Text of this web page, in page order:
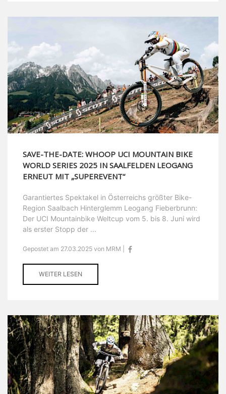
SAVE-THE-DATE: WHOOP UCI MOUNTAIN BIKE
WORLD SERIES 2025 IN SAALFELDEN LEOGANG
ERNEUT MIT „SUPEREVENT“
Garantiertes Spektakel in Österreichs größter Bike-
Region Saalbach Hinterglemm Leogang Fieberbrunn:
Der UCI Mountainbike Weltcup vom 5. bis 8. Juni wird
als erster Stopp der ...
Gepostet am 27.03.2025 von MRM |
WEITER LESEN